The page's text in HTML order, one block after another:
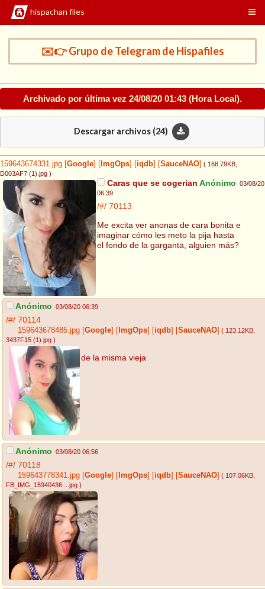
hispachan files
✉️👉 Grupo de Telegram de Hispafiles
Archivado por última vez 24/08/20 01:43 (Hora Local).
Descargar archivos (24)
159643674331.jpg Google ImgOps iqdb SauceNAO ( 168.79KB
D003AF7 (1).jpg )
Caras que se cogerian Anónimo 03/08/20
06:39
/#/ 70113
Me excita ver anonas de cara bonita e
imaginar cómo les meto la pija hasta
el fondo de la garganta, alguien más?
Anónimo 03/08/20 06:39
/#/ 70114
159643678485.jpg [Google] [ ImgOps] [iqdb] [SauceNAO] ( 123.12KB
3437F15 (1).jpg )
de la misma vieja
Anónimo 03/08/20 06:56
/#/ 70118
159643778341.jpg [Google] [ ImgOps] [iqdb] [SauceNAO] ( 107.06KB
FB_IMG_15940436....jpg )